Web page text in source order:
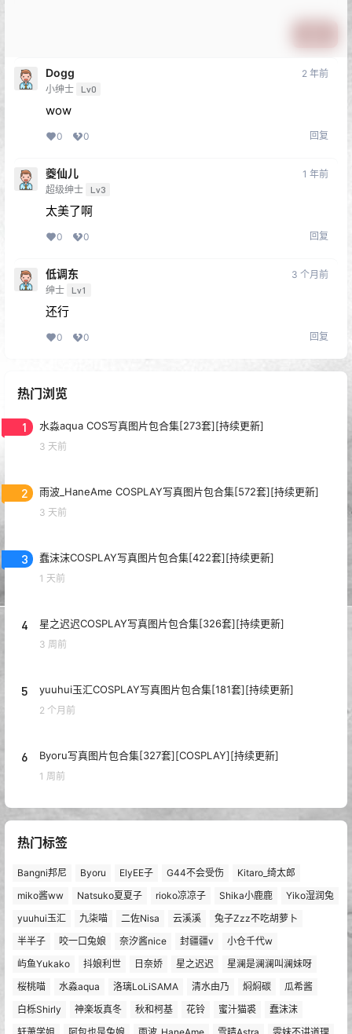
Dogg
小绅士 Lv0
2 年前
wow
0 0 回复
夔仙儿
超级绅士 Lv3
1 年前
太美了啊
0 0 回复
低调东
绅士 Lv1
3 个月前
还行
0 0 回复
热门浏览
1 水淼aqua COS写真图片包合集[273套][持续更新]
3 天前
2 雨波_HaneAme COSPLAY写真图片包合集[572套][持续更新]
3 天前
3 蠢沫沫COSPLAY写真图片包合集[422套][持续更新]
1 天前
4 星之迟迟COSPLAY写真图片包合集[326套][持续更新]
3 周前
5 yuuhui玉汇COSPLAY写真图片包合集[181套][持续更新]
2 个月前
6 Byoru写真图片包合集[327套][COSPLAY][持续更新]
1 周前
热门标签
Bangni邦尼 Byoru ElyEE子 G44不会受伤
Kitaro_绮太郎
miko酱ww
Natsuko夏夏子 rioko凉凉子 Shika小鹿鹿
Yiko湿润兔
yuuhui玉汇
九柒喵 二佐Nisa 云溪溪
兔子Zzz不吃胡萝卜
半半子
咬一口兔娘 奈汐酱nice 封疆疆v
小仓千代w
屿鱼Yukako
抖娘利世 日奈娇 星之迟迟
星澜是澜澜叫澜妹呀
桜桃喵
水淼aqua 洛璃LoLiSAMA 清水由乃 焖焖碳
瓜希酱
白栎Shirly
神楽坂真冬 秋和柯基 花铃 蜜汁猫裘
蠢沫沫